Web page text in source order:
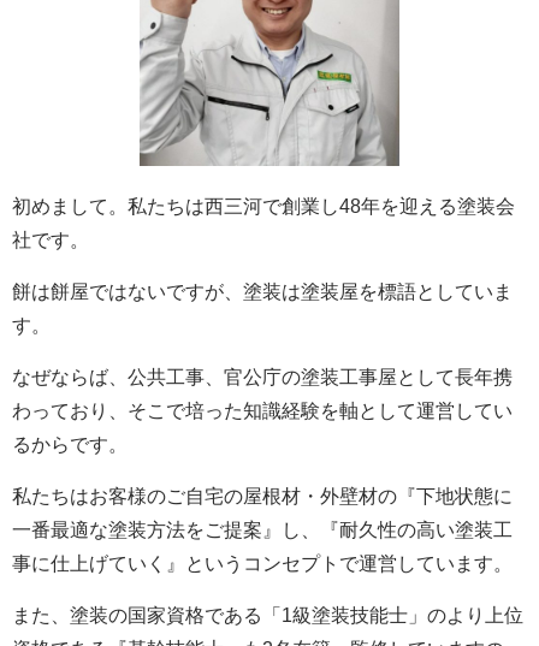
初めまして。私たちは西三河で創業し48年を迎える塗装会
社です。
餅は餅屋ではないですが、塗装は塗装屋を標語としていま
す。
なぜならば、公共工事、官公庁の塗装工事屋として長年携
わっており、そこで培った知識経験を軸として運営してい
るからです。
私たちはお客様のご自宅の屋根材・外壁材の『下地状態に
一番最適な塗装方法をご提案』し、『耐久性の高い塗装工
事に仕上げていく』というコンセプトで運営しています。
また、塗装の国家資格である「1級塗装技能士」のより上位